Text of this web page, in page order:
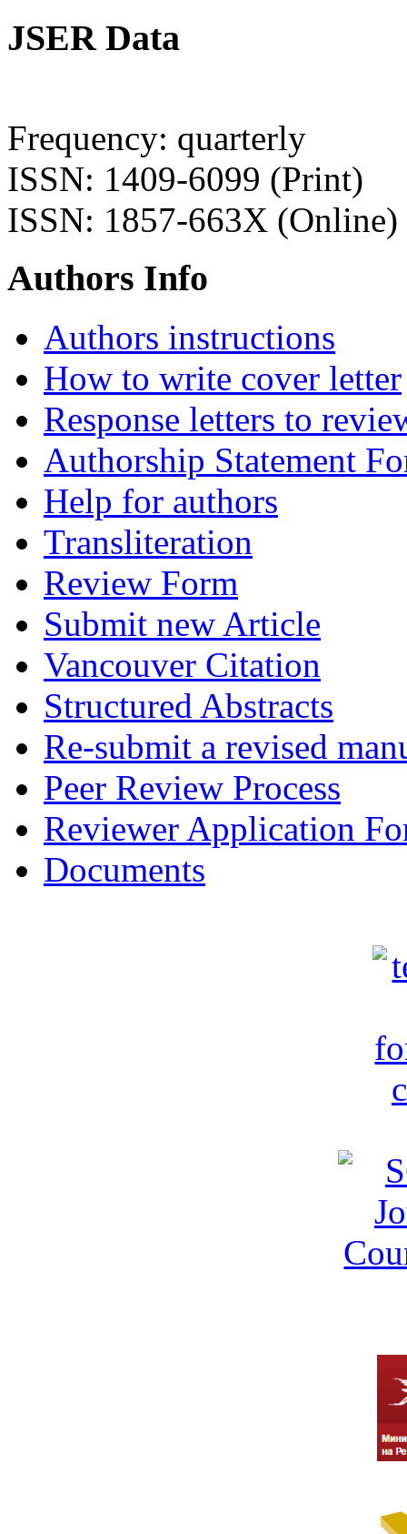
JSER Data
Frequency: quarterly
ISSN: 1409-6099 (Print)
ISSN: 1857-663X (Online)
Authors Info
Authors instructions
How to write cover letter
Response letters to
Authorship Statement
Help for authors
Transliteration
Review Form
Submit new Article
Vancouver Citation
Structured Abstracts
Re-submit a revised
Peer Review Process
Reviewer Application
Documents